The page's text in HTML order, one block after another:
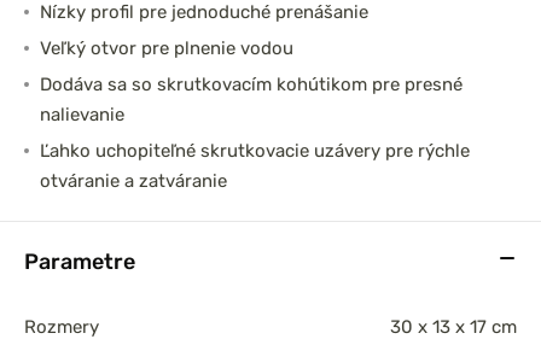
Nízky profil pre jednoduché prenášanie
Veľký otvor pre plnenie vodou
Dodáva sa so skrutkovacím kohútikom pre presné
nalievanie
Ľahko uchopiteľné skrutkovacie uzávery pre rýchle
otváranie a zatváranie
Parametre
Rozmery 30 x 13 x 17 cm